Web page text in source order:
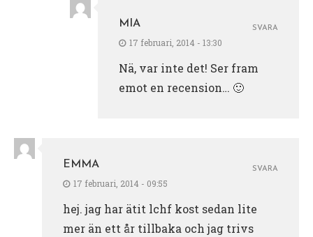
MIA
17 februari, 2014 - 13:30
Nä, var inte det! Ser fram
emot en recension… 🙂
SVARA
EMMA
17 februari, 2014 - 09:55
hej. jag har ätit lchf kost sedan lite
mer än ett år tillbaka och jag trivs
SVARA